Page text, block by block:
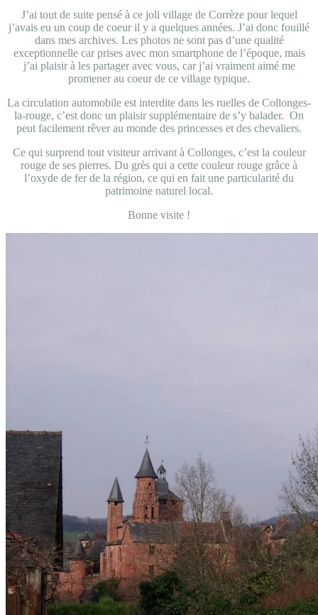
J’ai tout de suite pensé à ce joli village de Corrèze pour lequel
j’avais eu un coup de coeur il y a quelques années. J’ai donc fouillé
dans mes archives. Les photos ne sont pas d’une qualité
exceptionnelle car prises avec mon smartphone de l’époque, mais
j’ai plaisir à les partager avec vous, car j’ai vraiment aimé me
promener au coeur de ce village typique.
La circulation automobile est interdite dans les ruelles de Collonges-
la-rouge, c’est donc un plaisir supplémentaire de s’y balader. On
peut facilement rêver au monde des princesses et des chevaliers.
Ce qui surprend tout visiteur arrivant à Collonges, c’est la couleur
rouge de ses pierres. Du grès qui a cette couleur rouge grâce à
l’oxyde de fer de la région, ce qui en fait une particularité du
patrimoine naturel local.
Bonne visite !